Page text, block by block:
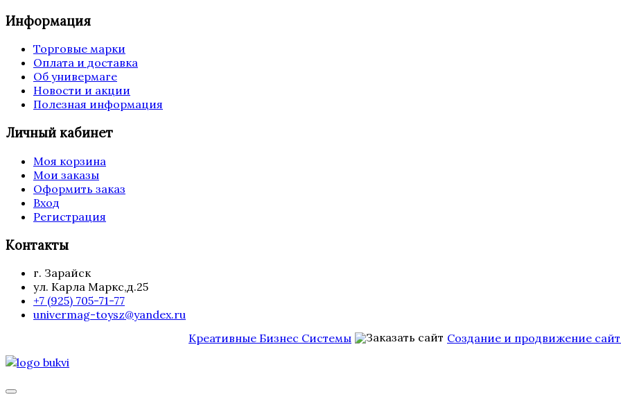
Информация
Торговые марки
Оплата и доставка
Об универмаге
Новости и акции
Полезная информация
Личный кабинет
Моя корзина
Мои заказы
Оформить заказ
Вход
Регистрация
Контакты
г. Зарайск
ул. Карла Маркс,д.25
+7 (925) 705-71-77
univermag-toysz@yandex.ru
Креативные Бизнес Системы
Создание и продвижение